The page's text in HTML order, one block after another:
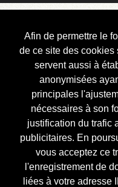
Afin de permettre le
de ce site des cookies
servent aussi à
anonymisées
principales
nécessaires à son
justification du trafic
publicitaires. En
vous acceptez ce
l'enregistrement de
liées à votre adresse
Courbis, «
Blog Officiel
Bienvenue
Réalisations
Divers (et d’été)
Annonces
Liens externes